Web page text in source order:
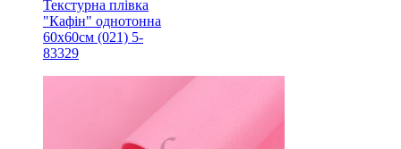
Текстурна плівка
"Кафін" однотонна
60х60см (021) 5-
83329